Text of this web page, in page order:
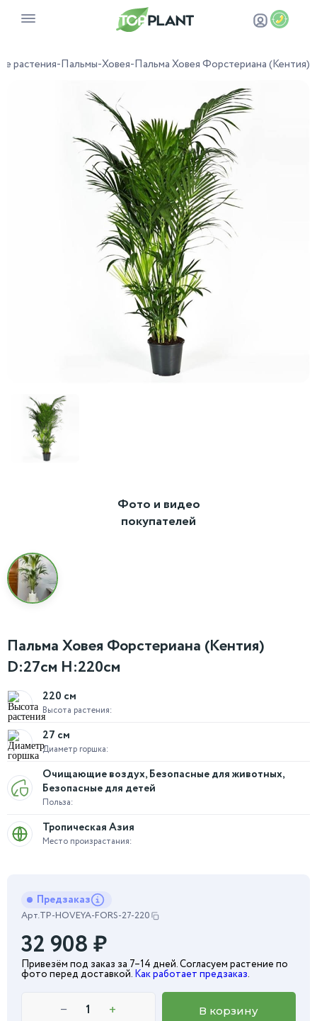
растения-Пальмы-Ховея-Пальма Ховея Форстериана (Кентия)
Фото и видео
покупателей
Пальма Ховея Форстериана (Кентия)
D:27см H:220см
Высота растения:
220 см
Диаметр горшка:
27 см
Польза:
Очищающие воздух, Безопасные для животных,
Безопасные для детей
Место произрастания:
Тропическая Азия
Предзаказ
Арт.TP-HOVEYA-FORS-27-220
32 908₽
Привезём под заказ за 7–14 дней. Согласуем растение по
фото перед доставкой. Как работает предзаказ.
− + В корзину